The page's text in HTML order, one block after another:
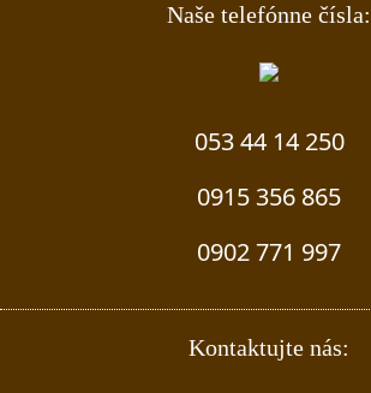
Naše telefónne čísla:
053 44 14 250
0915 356 865
0902 771 997
Kontaktujte nás: